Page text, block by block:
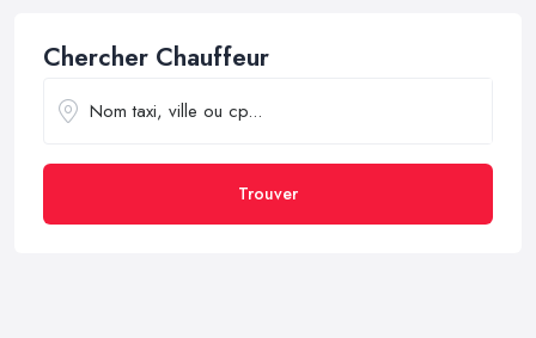
Chercher Chauffeur
Trouver